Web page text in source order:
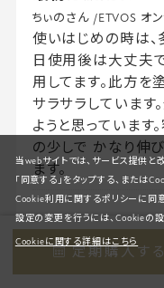
定期購入する
ちぃのさん /ETVOS オ
使いはじめの時は
日使用後は大丈夫
用してます。此方
サラサラしています
ようと思っています
の少しで かなり伸
ます。
当webサイトでは、サービス提供と
「同意する」をタップする、または
Cookie利用に関するポリシーに同
設定の変更を行うには、Cookieの
Cookieに関する詳細はこちら